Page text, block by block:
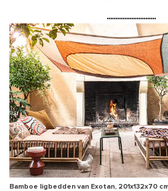
Bamboe ligbedden van Exotan, 201x132x70